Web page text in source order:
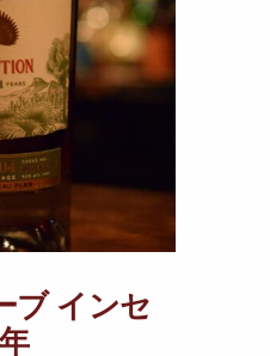
ブ インセ